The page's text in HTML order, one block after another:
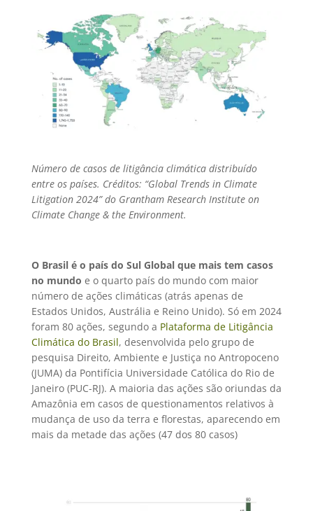
Número de casos de litigância climática distribuído
entre os países. Créditos: “Global Trends in Climate
Litigation 2024” do Grantham Research Institute on
Climate Change & the Environment.
O Brasil é o país do Sul Global que mais tem casos
no mundo e o quarto país do mundo com maior
número de ações climáticas (atrás apenas de
Estados Unidos, Austrália e Reino Unido). Só em 2024
foram 80 ações, segundo a Plataforma de Litigância
Climática do Brasil, desenvolvida pelo grupo de
pesquisa Direito, Ambiente e Justiça no Antropoceno
(JUMA) da Pontifícia Universidade Católica do Rio de
Janeiro (PUC-RJ). A maioria das ações são oriundas da
Amazônia em casos de questionamentos relativos à
mudança de uso da terra e florestas, aparecendo em
mais da metade das ações (47 dos 80 casos)